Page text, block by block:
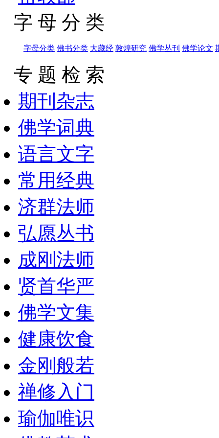
字 母 分 类
字母分类 佛书分类 大藏经 敦煌研究 佛学丛刊 佛学论文
专 题 检 索
期刊杂志
佛学词典
语言文字
常用经典
济群法师
弘愿丛书
成刚法师
贤首华严
佛学文集
健康饮食
金刚般若
禅修入门
瑜伽唯识